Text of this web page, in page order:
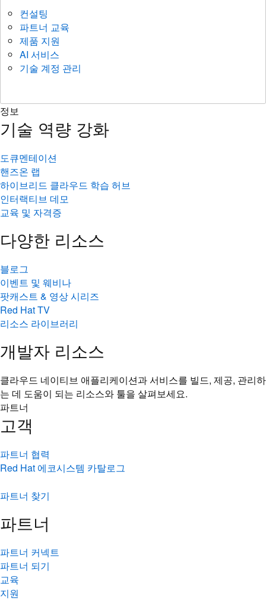
컨설팅
파트너 교육
제품 지원
AI 서비스
기술 계정 관리
정보
기술 역량 강화
도큐멘테이션
핸즈온 랩
하이브리드 클라우드 학습 허브
인터랙티브 데모
교육 및 자격증
다양한 리소스
블로그
이벤트 및 웨비나
팟캐스트 & 영상 시리즈
Red Hat TV
리소스 라이브러리
개발자 리소스
클라우드 네이티브 애플리케이션과 서비스를 빌드, 제공, 관리하
는 데 도움이 되는 리소스와 툴을 살펴보세요.
파트너
고객
파트너 협력
Red Hat 에코시스템 카탈로그
파트너 찾기
파트너
파트너 커넥트
파트너 되기
교육
지원